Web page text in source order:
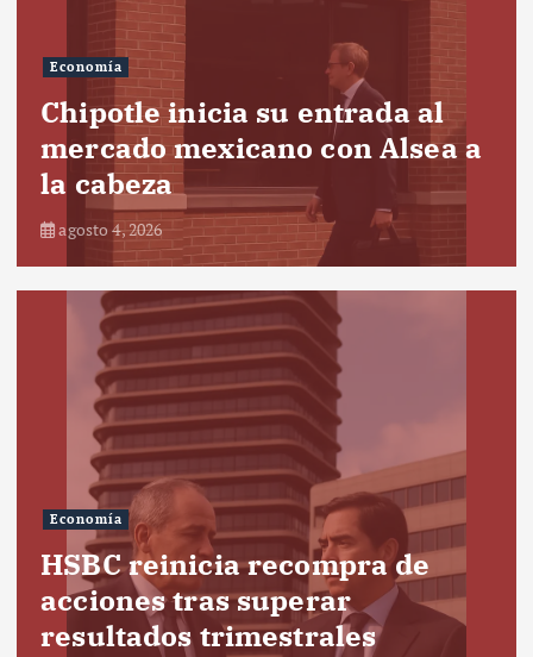
Economía
Chipotle inicia su entrada al
mercado mexicano con Alsea a
la cabeza
agosto 4, 2026
Economía
HSBC reinicia recompra de
acciones tras superar
resultados trimestrales